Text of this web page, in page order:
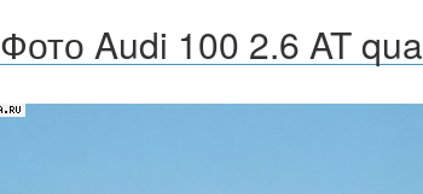
Фото Audi 100 2.6 AT